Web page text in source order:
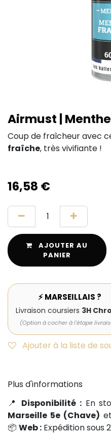
Airmust |
Coup de fraîcheur avec
fraîche, très vivifiante !
16,58 €
AJOUTER AU
PANIER
⚡ MARSEILLAIS ?
Livraison coursiers 3H
(Option à cocher à l'étape
Ajouter à la liste de
Plus d'informations
📍 Disponibilité : En
Marseille 5e (Chave) et
📦 Web : Expédition sous